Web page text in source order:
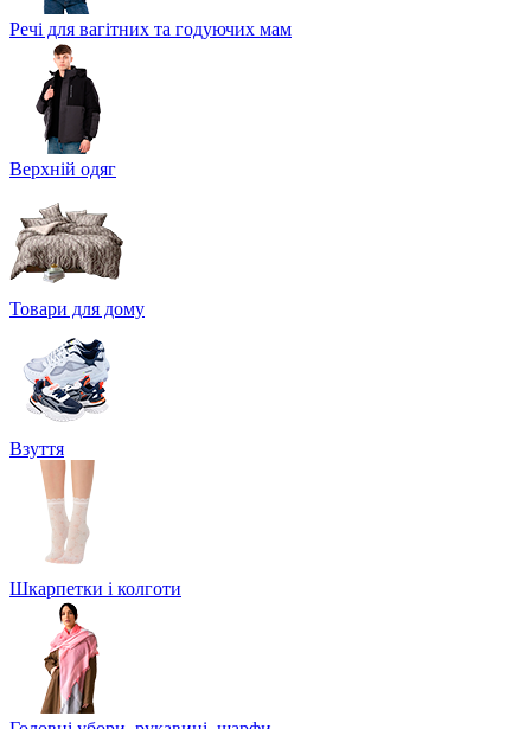
Речі для вагітних та годуючих мам
Верхній одяг
Товари для дому
Взуття
Шкарпетки і колготи